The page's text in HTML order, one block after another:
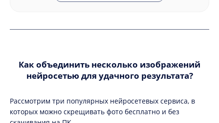
Как объединить несколько изображений
нейросетью для удачного результата?
Рассмотрим три популярных нейросетевых сервиса, в
которых можно скрещивать фото бесплатно и без